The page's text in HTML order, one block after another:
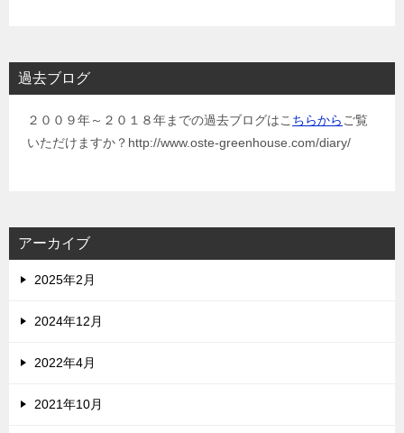
過去ブログ
２００９年～２０１８年までの過去ブログはこ ちらから ご覧
いただけますか？http://www.oste-greenhouse.com/diary/
アーカイブ
2025年2月
2024年12月
2022年4月
2021年10月